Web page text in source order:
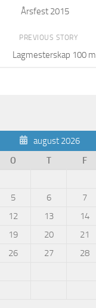
Årsfest 2015
PREVIOUS STORY
Lagmesterskap 100 m
august 2026
O T F
5 6 7
12 13 14
19 20 21
26 27 28